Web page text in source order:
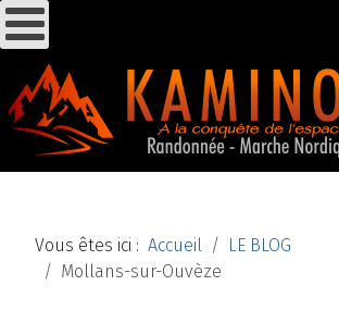
Vous êtes ici : Accueil
LE BLOG
Mollans-sur-Ouvèze